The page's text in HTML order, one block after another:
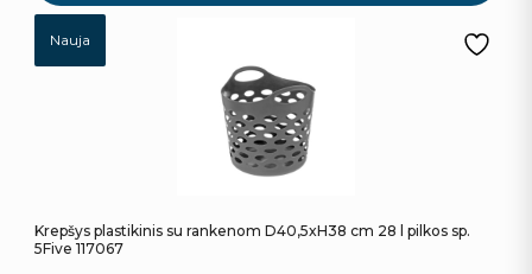
Nauja
Krepšys plastikinis su rankenom D40,5xH38 cm 28 l pilkos sp.
5Five 117067